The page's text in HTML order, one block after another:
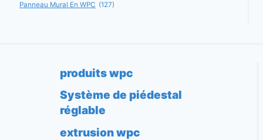
Panneau Mural En WPC (127)
produits wpc
Système de piédestal
réglable
extrusion wpc